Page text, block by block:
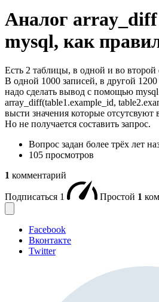
Аналог array_diff
mysql, как
Есть 2 таблицы, в одной и во второй
В одной 1000 записей, в другой
надо сделать вывод с помощью
array_diff(table1.example_id,
высти значения которые отсутсвуют
Но не получается составить запрос.
Вопрос задан более трёх лет
105 просмотров
1 комментарий
Подписаться 1 Простой 1
Facebook
Вконтакте
Twitter